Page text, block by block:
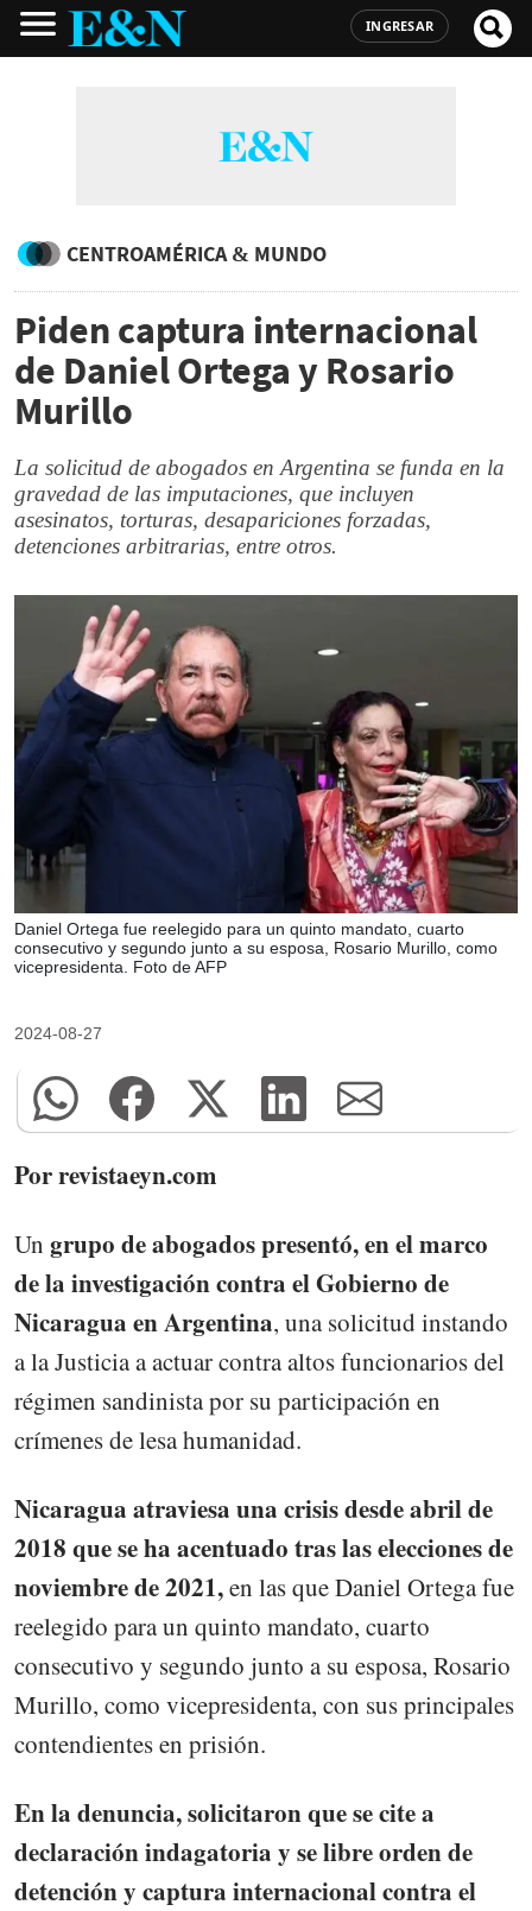
INGRESAR
CENTROAMÉRICA & MUNDO
Piden captura internacional
de Daniel Ortega y Rosario
Murillo
La solicitud de abogados en Argentina se funda en la
gravedad de las imputaciones, que incluyen
asesinatos, torturas, desapariciones forzadas,
detenciones arbitrarias, entre otros.
Daniel Ortega fue reelegido para un quinto mandato, cuarto
consecutivo y segundo junto a su esposa, Rosario Murillo, como
vicepresidenta. Foto de AFP
2024-08-27
Por revistaeyn.com
Un grupo de abogados presentó, en el marco
de la investigación contra el Gobierno de
Nicaragua en Argentina, una solicitud instando
a la Justicia a actuar contra altos funcionarios del
régimen sandinista por su participación en
crímenes de lesa humanidad.
Nicaragua atraviesa una crisis desde abril de
2018 que se ha acentuado tras las elecciones de
noviembre de 2021,en las que Daniel Ortega fue
reelegido para un quinto mandato, cuarto
consecutivo y segundo junto a su esposa, Rosario
Murillo, como vicepresidenta, con sus principales
contendientes en prisión.
En la denuncia, solicitaron que se cite a
declaración indagatoria y se libre orden de
detención y captura internacional contra el